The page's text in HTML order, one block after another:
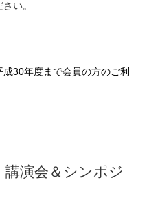
い。
30年度まで会員の方のご利
演会＆シンポジ